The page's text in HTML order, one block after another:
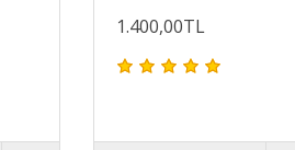
1.400,00TL